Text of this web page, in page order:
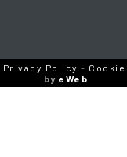
Privacy Policy -
byeWeb